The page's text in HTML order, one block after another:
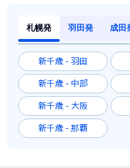
札幌発 羽田発 成田
新千歳 - 羽田
新千歳 - 中部
新千歳 - 大阪
新千歳 - 那覇